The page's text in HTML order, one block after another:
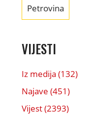
Petrovina
VIJESTI
Iz medija (132)
Najave (451)
Vijest (2393)